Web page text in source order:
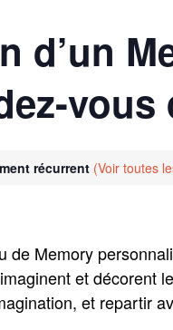
d’un
récurrent (Voir toutes
de Memory
et décorent
et repartir